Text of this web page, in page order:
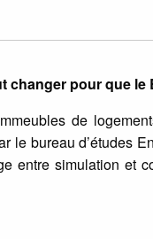
changer pour que
de
le bureau d’études
entre simulation et